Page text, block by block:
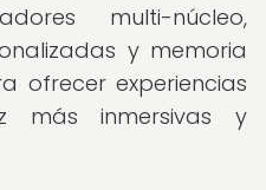
multi-núcleo,
y memoria
ofrecer experiencias
más inmersivas y